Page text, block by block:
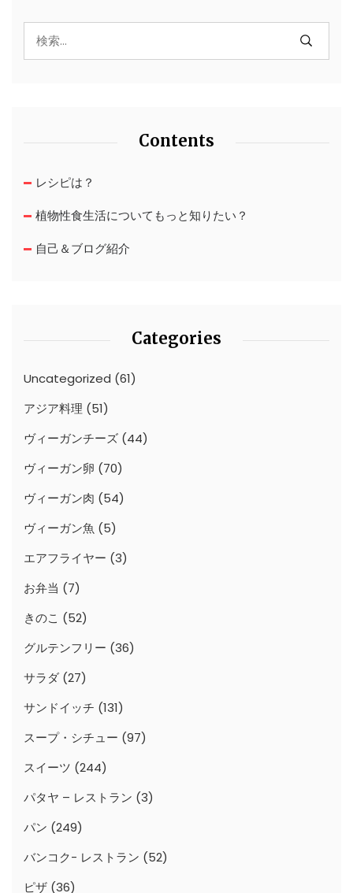
Contents
レシピは？
植物性食生活についてもっと知りたい？
自己＆ブログ紹介
Categories
Uncategorized (61)
アジア料理 (51)
ヴィーガンチーズ (44)
ヴィーガン卵 (70)
ヴィーガン肉 (54)
ヴィーガン魚 (5)
エアフライヤー (3)
お弁当 (7)
きのこ (52)
グルテンフリー (36)
サラダ (27)
サンドイッチ (131)
スープ・シチュー (97)
スイーツ (244)
パタヤ – レストラン (3)
パン (249)
バンコク- レストラン (52)
ピザ (36)